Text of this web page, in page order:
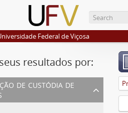
Federal de Viçosa
resultados por:
de custódia de